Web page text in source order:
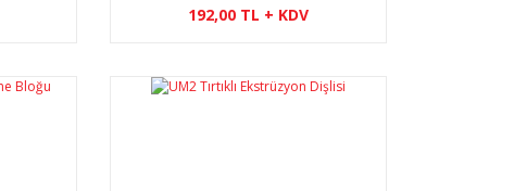
192,00 TL + KDV